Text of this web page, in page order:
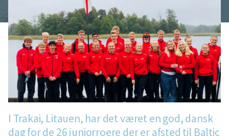
I Trakai, Litauen, har det været en god, dansk
dag for de 26 juniorroere der er afsted til Baltic